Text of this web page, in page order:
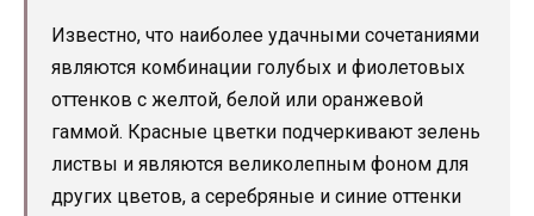
Известно, что наиболее удачными сочетаниями
являются комбинации голубых и фиолетовых
оттенков с желтой, белой или оранжевой
гаммой. Красные цветки подчеркивают зелень
листвы и являются великолепным фоном для
других цветов, а серебряные и синие оттенки